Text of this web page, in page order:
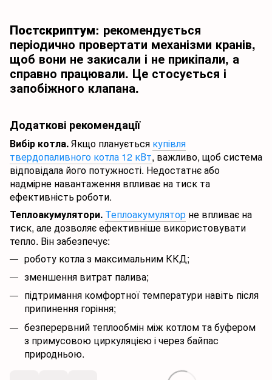
Постскриптум: рекомендується
періодично провертати механізми кранів,
щоб вони не закисали і не прикіпали, а
справно працювали. Це стосується і
запобіжного клапана.
Додаткові рекомендації
Вибір котла.Якщо планується купівля
твердопаливного котла 12 кВт, важливо, щоб система
відповідала його потужності. Недостатнє або
надмірне навантаження впливає на тиск та
ефективність роботи.
Теплоакумулятори. Теплоакумулятор не впливає на
тиск, але дозволяє ефективніше використовувати
тепло. Він забезпечує:
роботу котла з максимальним ККД;
зменшення витрат палива;
підтримання комфортної температури навіть після
припинення горіння;
безперервний теплообмін між котлом та буфером
з примусовою циркуляцією і через байпас
природньою.